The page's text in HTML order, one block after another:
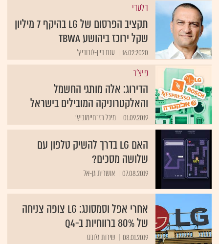
בלעדי
תקציב הפרסום של LG בהיקף 7 מיליון
שקל ירוכז ביהושע TBWA
16.02.2020 ענת ביין-לובוביץ'
פיצ'ר
הדירוג: אלה מותגי החשמל
והאלקטרוניקה המובילים בישראל
01.09.2019 מיכל רז־חיימוביץ'
האם LG בדרך להשיק טלפון עם
שלושה מסכים?
07.08.2019 אושרית גן-אל
אחרי אפל וסמסונג: LG צופה צניחה
של 80% ברווחיות ב-Q4
08.01.2019 שירות גלובס